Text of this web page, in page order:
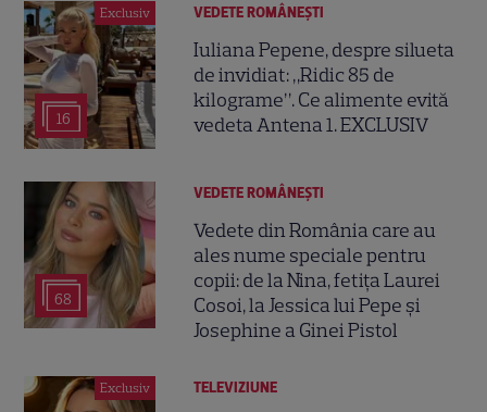
Exclusiv
16
VEDETE ROMÂNEŞTI
Iuliana Pepene, despre silueta
de invidiat: „Ridic 85 de
kilograme”. Ce alimente evită
vedeta Antena 1. EXCLUSIV
68
VEDETE ROMÂNEŞTI
Vedete din România care au
ales nume speciale pentru
copii: de la Nina, fetița Laurei
Cosoi, la Jessica lui Pepe și
Josephine a Ginei Pistol
Exclusiv TELEVIZIUNE